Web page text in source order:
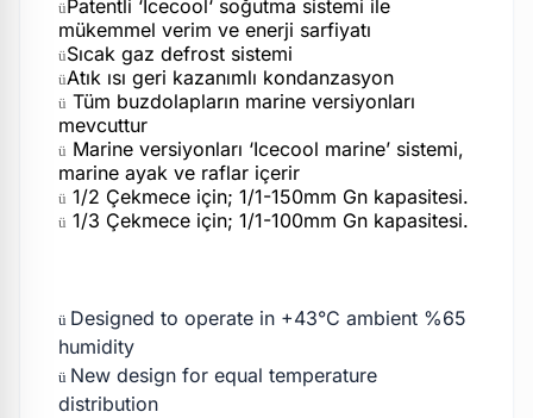
üPatentli ‘Icecool‘ soğutma sistemi ile
mükemmel verim ve enerji sarfiyatı
üSıcak gaz defrost sistemi
üAtık ısı geri kazanımlı kondanzasyon
ü Tüm buzdolapların marine versiyonları
mevcuttur
ü Marine versiyonları ‘Icecool marine’ sistemi,
marine ayak ve raflar içerir
ü 1/2 Çekmece için; 1/1-150mm Gn kapasitesi.
ü 1/3 Çekmece için; 1/1-100mm Gn kapasitesi.
ü Designed to operate in +43°C ambient %65
humidity
ü New design for equal temperature
distribution